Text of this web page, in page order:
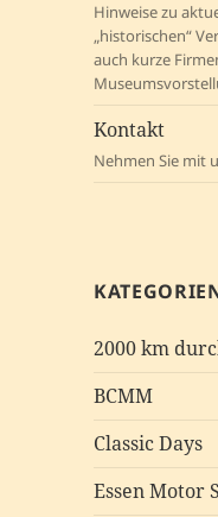
Hinweise zu
„historischen“
auch kurze
Kontakt
Nehmen Sie mit
2000 km
BCMM
Classic Days
Essen Motor